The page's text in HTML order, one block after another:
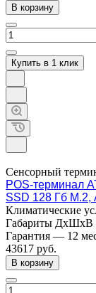
В корзину
Купить в 1 клик
Сенсорный
POS-терминал
SSD 128 Гб
Климатические
Габариты ДхШхВ
Гарантия — 12
43617 руб.
В корзину